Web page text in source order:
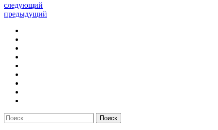
следующий
предыдущий